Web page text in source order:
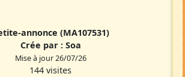
annonce (MA107531)
Crée par : Soa
Mise à jour 26/07/26
144 visites